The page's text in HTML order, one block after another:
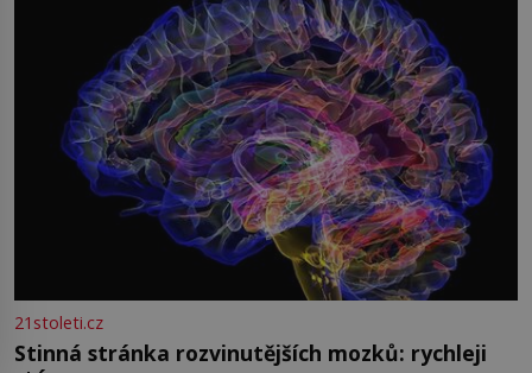
21stoleti.cz
Stinná stránka rozvinutějších mozků: rychleji